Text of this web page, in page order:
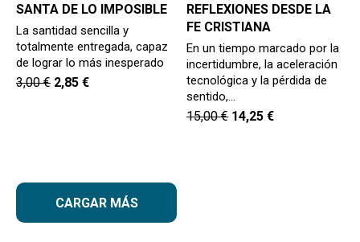
SANTA DE LO IMPOSIBLE
La santidad sencilla y
totalmente entregada, capaz
de lograr lo más inesperado
3,00€ 2,85 €
REFLEXIONES DESDE LA
FE CRISTIANA
En un tiempo marcado por la
incertidumbre, la aceleración
tecnológica y la pérdida de
sentido,…
15,00€ 14,25€
CARGAR MÁS